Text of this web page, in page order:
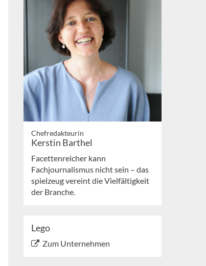
Chefredakteurin
Kerstin Barthel
Facettenreicher kann
Fachjournalismus nicht sein – das
spielzeug vereint die Vielfältigkeit
der Branche.
Lego
Zum Unternehmen